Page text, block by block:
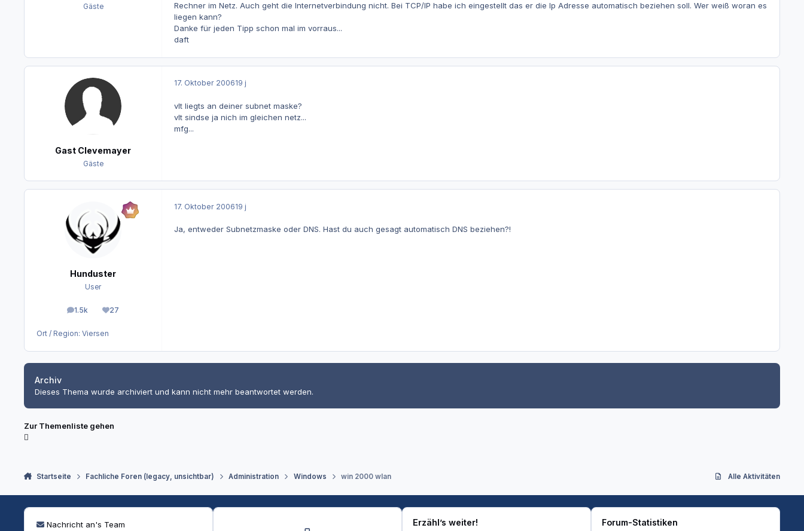
Gäste
Rechner im Netz. Auch geht die Internetverbindung nicht. Bei TCP/IP habe ich eingestellt das er die Ip Adresse automatisch beziehen soll. Wer weiß woran es
liegen kann?
Danke für jeden Tipp schon mal im vorraus...
daft
Gast Clevemayer
Gäste
17. Oktober 200619 j
vlt liegts an deiner subnet maske?
vlt sindse ja nich im gleichen netz...
mfg...
Hunduster
User
1.5k
Beiträge 27
Reputation
Ort / Region: Viersen
17. Oktober 200619 j
Ja, entweder Subnetzmaske oder DNS. Hast du auch gesagt automatisch DNS beziehen?!
Archiv
Dieses Thema wurde archiviert und kann nicht mehr beantwortet werden.
Zur Themenliste gehen
Startseite Fachliche Foren (legacy, unsichtbar) Administration Windows win 2000 wlan Alle Aktivitäten
Nachricht an's Team Erzähl’s weiter! Forum-Statistiken